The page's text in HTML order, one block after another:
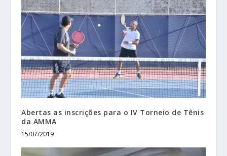
Abertas as inscrições para o IV Torneio de Tênis
da AMMA
15/07/2019